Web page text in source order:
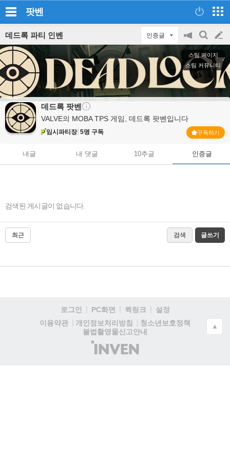
팟벤
데드록 파티 인벤 인증글
공
지
on/off
검
색
글
쓰
기
스팀 페이지
스팀 커뮤니티
데드록 팟벤
임시파티장 5명 구독
VALVE의 MOBA TPS 게임, 데드록 팟벤입니다
구독하기
내글 내 댓글 10추글 인증글
검색된 게시글이 없습니다.
최근 검색 글쓰기
로그인 PC화면 퀵링크
설정
이용약관
개인정보처리방침
청소년보호정책
불법촬영물신고안내
(주)
인
▲